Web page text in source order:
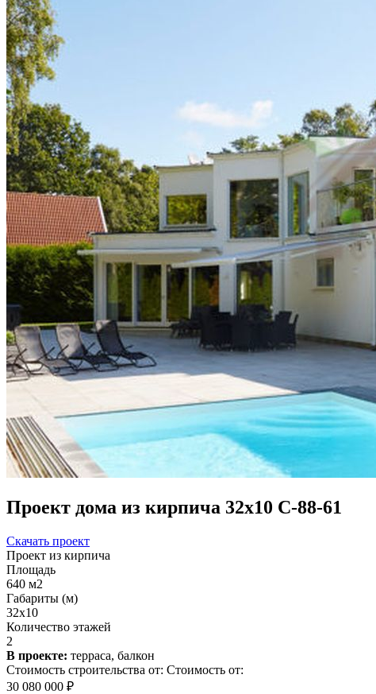
Проект дома из кирпича 32x10 С-88-61
Скачать проект
Проект из кирпича
Площадь
640 м2
Габариты (м)
32x10
Количество этажей
2
В проекте: терраса, балкон
Стоимость строительства от: Стоимость от:
30 080 000 ₽